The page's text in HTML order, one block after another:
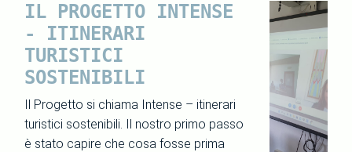
IL PROGETTO INTENSE
- ITINERARI
TURISTICI
SOSTENIBILI
Il Progetto si chiama Intense – itinerari
turistici sostenibili. Il nostro primo passo
è stato capire che cosa fosse prima